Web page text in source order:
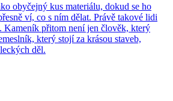
obyčejný kus materiálu, dokud se ho
ví, co s ním dělat. Právě takové lidi
Kameník přitom není jen člověk, který
který stojí za krásou staveb,
děl.